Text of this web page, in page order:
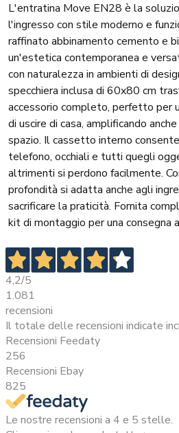
L'entratina Move EN28 è la
l'ingresso con stile moderno e
raffinato abbinamento cemento e
un'estetica contemporanea e
con naturalezza in ambienti di
specchiera inclusa di 60x80 cm
accessorio completo, perfetto per
di uscire di casa, amplificando
spazio. Il cassetto interno
telefono, occhiali e tutti quegli
altrimenti si perdono facilmente.
profondità si adatta anche agli
sacrificare la praticità. Fornita
kit di montaggio per una consegna
4,2/5
1.081
recensioni
Il totale delle recensioni indicate
Recensioni Feedaty
256
Recensioni Ebay
825
Le nostre recensioni a 4 e 5 stelle.